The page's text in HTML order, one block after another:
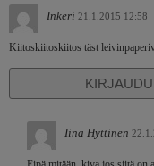
Inkeri 21.1.2015 12:58
Kiitoskiitoskiitos täst
Iina Hyttinen